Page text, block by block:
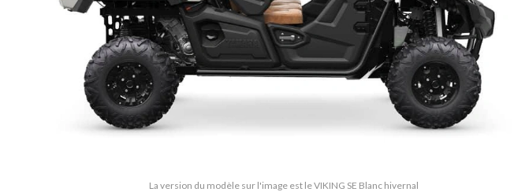
La version du modèle sur l'image est le VIKING SE Blanc hivernal